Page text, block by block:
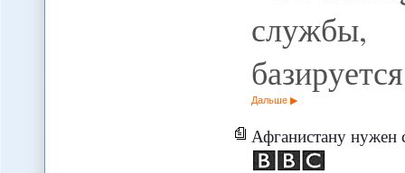
Дальше
Афганистану нужен